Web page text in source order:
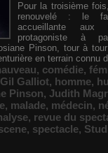
Pour la troisième
renouvelé : le
accueillante aux
protagoniste à
Pinson, tour à
en terrain connu
, comédie,
Gil Galliot, homme,
Pinson, Judith
, malade, médecin,
, revue du
, spectacle,